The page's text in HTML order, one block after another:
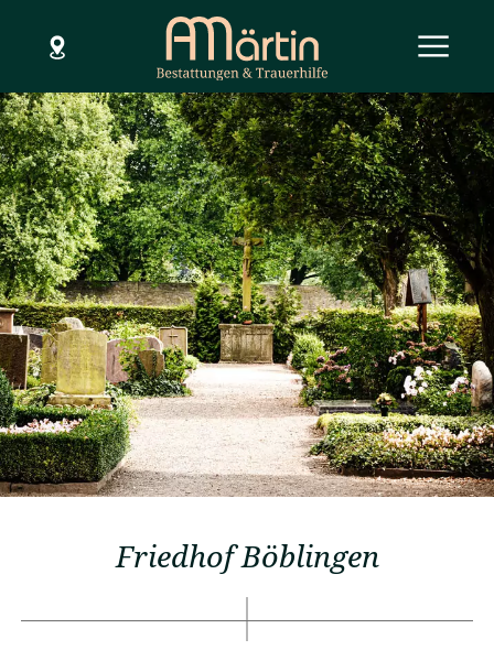
Menü
Hilfe im Todesfall
Dienstleistungen
Bestattungsarten
Bestattungsvorsorge
Über uns
Standorte
Friedhof Böblingen